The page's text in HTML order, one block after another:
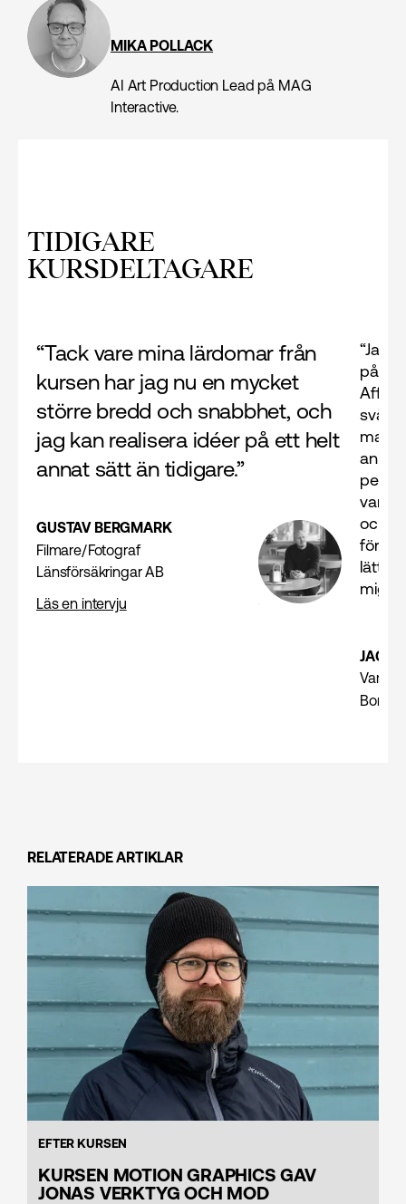
MIKA POLLACK
AI Art Production Lead på MAG
Interactive.
TIDIGARE
KURSDELTAGARE
“Tack vare mina lärdomar från
kursen har jag nu en mycket
större bredd och snabbhet, och
jag kan realisera idéer på ett helt
annat sätt än tidigare.”
GUSTAV BERGMARK
Filmare/Fotograf
Länsförsäkringar AB
Läs en intervju
“Jag
på
man
var
och
för
mig
JACK
RELATERADE ARTIKLAR
EFTER KURSEN
KURSEN MOTION GRAPHICS GAV
JONAS VERKTYG OCH MOD